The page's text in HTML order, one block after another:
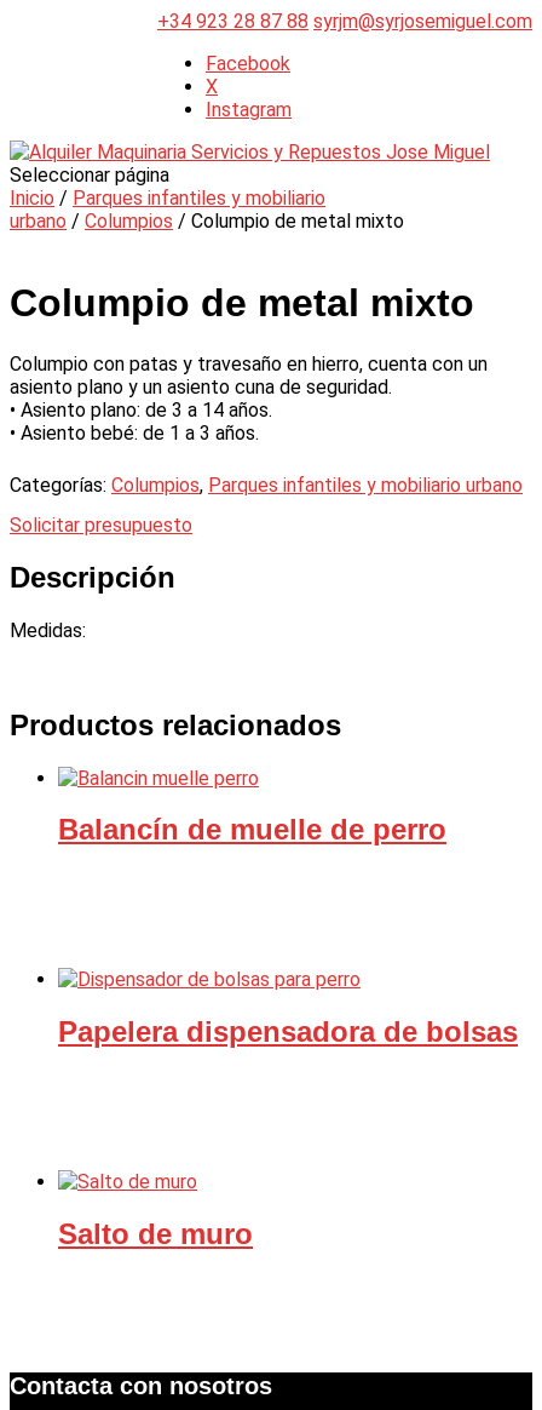
+34 923 28 87 88 syrjm@syrjosemiguel.com
Facebook
X
Instagram
Seleccionar página
Inicio / Parques infantiles y mobiliario
urbano / Columpios / Columpio de metal mixto
Columpio de metal mixto
Columpio con patas y travesaño en hierro, cuenta con un
asiento plano y un asiento cuna de seguridad.
• Asiento plano: de 3 a 14 años.
• Asiento bebé: de 1 a 3 años.
Categorías: Columpios, Parques infantiles y mobiliario urbano
Solicitar presupuesto
Descripción
Medidas:
Productos relacionados
Balancín de muelle de perro
Papelera dispensadora de bolsas
Salto de muro
Contacta con nosotros